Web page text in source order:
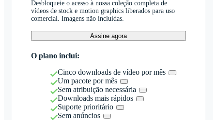
Desbloqueie o acesso à nossa coleção completa de
vídeos de stock e motion graphics liberados para uso
comercial. Imagens não incluídas.
Assine agora
O plano inclui:
Cinco downloads de vídeo por mês
Um pacote por mês
Sem atribuição necessária
Downloads mais rápidos
Suporte prioritário
Sem anúncios